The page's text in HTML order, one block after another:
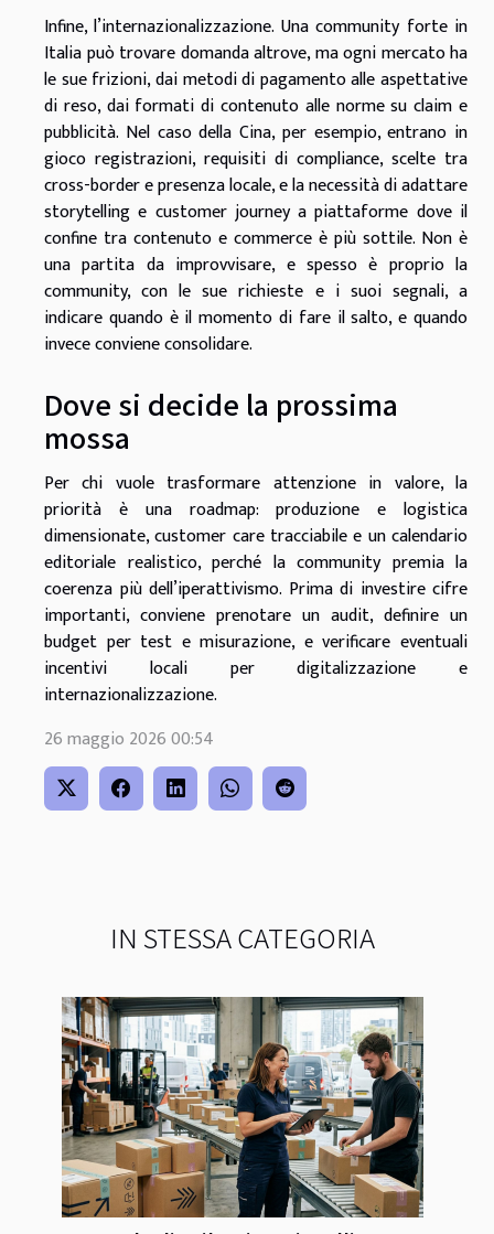
IN STESSA CATEGORIA
Infine, l’internazionalizzazione. Una community forte in
Italia può trovare domanda altrove, ma ogni mercato ha
le sue frizioni, dai metodi di pagamento alle aspettative
di reso, dai formati di contenuto alle norme su claim e
pubblicità. Nel caso della Cina, per esempio, entrano in
gioco registrazioni, requisiti di compliance, scelte tra
cross-border e presenza locale, e la necessità di adattare
storytelling e customer journey a piattaforme dove il
confine tra contenuto e commerce è più sottile. Non è
una partita da improvvisare, e spesso è proprio la
community, con le sue richieste e i suoi segnali, a
indicare quando è il momento di fare il salto, e quando
invece conviene consolidare.
Dove si decide la prossima
mossa
Per chi vuole trasformare attenzione in valore, la
priorità è una roadmap: produzione e logistica
dimensionate, customer care tracciabile e un calendario
editoriale realistico, perché la community premia la
coerenza più dell’iperattivismo. Prima di investire cifre
importanti, conviene prenotare un audit, definire un
budget per test e misurazione, e verificare eventuali
incentivi locali per digitalizzazione e
internazionalizzazione.
26 maggio 2026 00:54